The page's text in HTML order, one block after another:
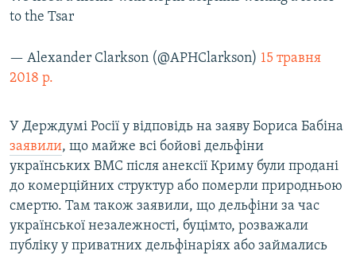
to the Tsar
— Alexander Clarkson (@APHClarkson) 15 травня
2018 р.
У Держдумі Росії у відповідь на заяву Бориса Бабіна
заявили, що майже всі бойові дельфіни
українських ВМС після анексії Криму були продані
до комерційних структур або померли природньою
смертю. Там також заявили, що дельфіни за час
української незалежності, буцімто, розважали
публіку у приватних дельфінаріях або займались